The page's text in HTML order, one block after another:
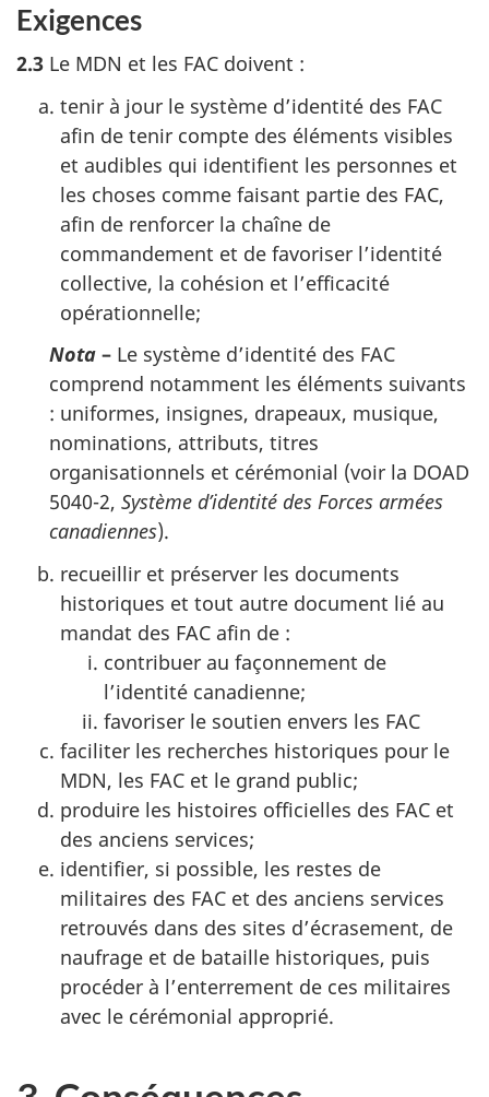
Exigences
2.3 Le MDN et les FAC doivent :
tenir à jour le système d’identité des FAC
afin de tenir compte des éléments visibles
et audibles qui identifient les personnes et
les choses comme faisant partie des FAC,
afin de renforcer la chaîne de
commandement et de favoriser l’identité
collective, la cohésion et l’efficacité
opérationnelle;
Nota – Le système d’identité des FAC
comprend notamment les éléments suivants
: uniformes, insignes, drapeaux, musique,
nominations, attributs, titres
organisationnels et cérémonial (voir la DOAD
5040-2, Système d’identité des Forces armées
canadiennes).
recueillir et préserver les documents
historiques et tout autre document lié au
mandat des FAC afin de :
contribuer au façonnement de
l’identité canadienne;
favoriser le soutien envers les FAC
faciliter les recherches historiques pour le
MDN, les FAC et le grand public;
produire les histoires officielles des FAC et
des anciens services;
identifier, si possible, les restes de
militaires des FAC et des anciens services
retrouvés dans des sites d’écrasement, de
naufrage et de bataille historiques, puis
procéder à l’enterrement de ces militaires
avec le cérémonial approprié.